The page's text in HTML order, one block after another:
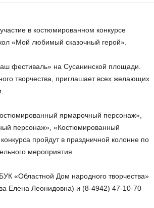
в костюмированном конкурсе
«Мой любимый сказочный герой».
фестиваль» на Сусанинской площади.
творчества, приглашает всех желающих
ярмарочный персонаж»,
персонаж», «Костюмированный
пройдут в праздничной колонне по
мероприятия.
«Областной Дом народного творчества»
Елена Леонидовна) и (8-4942) 47-10-70